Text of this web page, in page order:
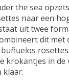
the sea
naar een
uit twee
dit met
krokantjes in de
klaar.